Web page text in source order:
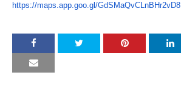
https://maps.app.goo.gl/GdSMaQvCLnBHr2vD8